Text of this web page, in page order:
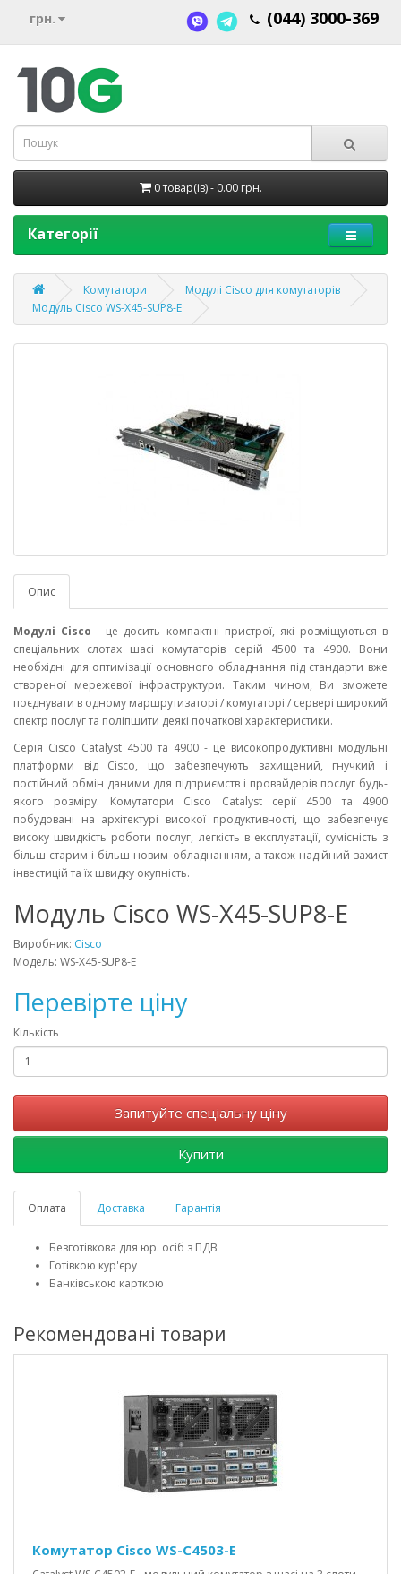
грн. (044) 3000-369
0 товар(ів) - 0.00 грн.
Категорії
Комутатори
Модулі Cisco для комутаторів
Модуль Cisco WS-X45-SUP8-E
Опис
Модулі Cisco - це досить компактні пристрої, які розміщуються в
спеціальних слотах шасі комутаторів серій 4500 та 4900. Вони
необхідні для оптимізації основного обладнання під стандарти вже
створеної мережевої інфраструктури. Таким чином, Ви зможете
поєднувати в одному маршрутизаторі / комутаторі / сервері широкий
спектр послуг та поліпшити деякі початкові характеристики.
Серія Cisco Catalyst 4500 та 4900 - це високопродуктивні модульні
платформи від Cisco, що забезпечують захищений, гнучкий і
постійний обмін даними для підприємств і провайдерів послуг будь-
якого розміру. Комутатори Cisco Catalyst серії 4500 та 4900
побудовані на архітектурі високої продуктивності, що забезпечує
високу швидкість роботи послуг, легкість в експлуатації, сумісність з
більш старим і більш новим обладнанням, а також надійний захист
інвестицій та їх швидку окупність.
Модуль Cisco WS-X45-SUP8-E
Виробник: Cisco
Модель: WS-X45-SUP8-E
Перевірте ціну
Кількість
Запитуйте спеціальну ціну
Купити
Оплата Доставка Гарантія
Безготівкова для юр. осіб з ПДВ
Готівкою кур'єру
Банківською карткою
Рекомендовані товари
Комутатор Cisco WS-C4503-E